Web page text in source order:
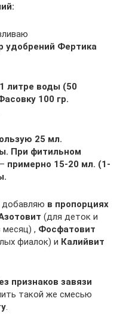
удобрений Фертика
литре воды (50
100 гр.
25 мл.
При фитильном
примерно 15-20 мл. (1-
добавляю в пропорциях
(для деток и
месяц) , Фосфатовит
фиалок) и Калийвит
признаков завязи
такой же смесью
.